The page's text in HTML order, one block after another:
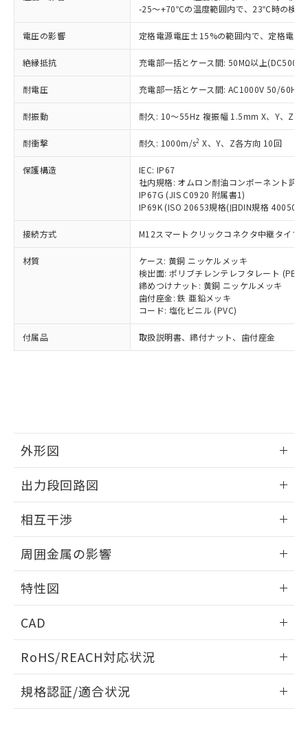
-25～+70℃の温度範囲内で、23℃時の検
電圧の影響 定格電源電圧±15%の範囲内で、定格電
絶縁抵抗 充電部一括とケース間: 50MΩ以上(DC500V
耐電圧 充電部一括とケース間: AC1000V 50/60Hz
耐振動 耐久: 10～55Hz 複振幅 1.5mm X、Y、Z各
耐衝撃 耐久: 1000m/s2 X、Y、Z各方向 10回
保護構造
IEC: IP67
社内規格: オムロン耐油コンポーネント評
IP67G (JIS C0920 附属書1)
IP69K (ISO 20653規格(旧DIN規格 40050
接続方式 M12スマートクリックコネクタ中継タイプ
材質
ケース: 黄銅 ニッケルメッキ
検出面: ポリブチレンテレフタレート (PBT)
締めつけナット: 黄銅 ニッケルメッキ
歯付座金: 鉄 亜鉛メッキ
コード: 塩化ビニル (PVC)
付属品 取扱説明書、締付ナット、歯付座金
外形図
外形図
出力段回路図
出力段回路図
相互干渉
相互干渉
A: 350mm以上、B: 300mm以上
周囲金属の影響
周囲金属の影響
特性図
検出物体の大きさと材質による影響
CAD
ドすることができます。
ログイン/会員登録
RoHS/REACH対応状況
EU RoHS 注意事項・凡例
規格認証/適合状況
本サービスの対象外となる商品もある
ことをご了承ください。
在庫状況および標準価格照会結果は、
記載している更新日時点での社内デー
タに基づき作成されるものであり、閲
覧された時点での実際の在庫および標
準価格とは異なる場合があることをご
正式な納期状況および標準価格はお客
様のお取引先、またはお客様担当のオ
ムロン制御機器販売店・当社販売員に
ご相談ください。
オムロン制御機器販売店や当社販売拠
販売ネットワーク
」をご確認
在庫状況および標準価格結果を当社の
事前の承諾なく第三者に漏洩または開
示しないようお願いします。
マイパーツ機能（部品リスト作成サー
ビス）をご利用いただくには、I-Web
メンバーズにご登録されている必要が
お客様が当ウェブサイト上で当社にご
登録された部品リストについて、当社
および当社の共同利用者が、当社の製
いたものが、含有品と判明した場合などや
むを得ず変更することがあります。
*EU RoHS指令（10物質）：
鉛(Pb) 1000ppm以下、 水銀(Hg) 1000ppm以下、 カド
ミウム(Cd) 100ppm以下、
六価クロム(Cr(Ⅵ)) 1000ppm以下、ポリ臭化ビフェニル
類(PBB) 1000ppm以下、ポリ臭化ジフェニルエーテル類
(PBDE) 1000ppm以下、フタル酸ビス(2-エチルヘキシ
ル) (DEHP)(別名：DOP) 1000ppm以下、フタル酸ブチ
ルベンジル（BBP） 1000ppm以下、フタル酸ジブチル
（DBP） 1000ppm以下、フタル酸ジイソブチル
適用除外項目は除く。
フタル酸エステル類の４物質については閾値を超える意
図的な使用がないことを確認しています。
※2 対応予定月
部品在庫の切り替え状況などにより、予定
月が前後することがあります。
※3 非含有証明書ダウンロード
※本証明書は発行日時点で非含有を証明す
るもので、過去に遡って非含有を証明する
ものではありません。
また、RoHS指令のフタル酸エステル類４
物質の対応では、対応完了までの期間は出
欄に対応日を記載しておりました。
既に当社にて対応品への在庫切替を完了
していることから、特段のことがない限
す。
基準値を超えていることを示します。
い合わせください。
Cr(Ⅵ)(六価クロム) : 1000ppm、 PBBs(ポリ臭化ビフェ
ニル類) : 1000ppm、 PBDEs(ポリ臭化ジフェニルエーテ
DBP(フタル酸ジブチル) : 1000ppm、 DIBP(フタル酸ジ
イソブチル) : 1000ppm、 BBP(フタル酸ブチルベンジ
※2 環境保護使用期限
「ｅ」：有害物質（10物質）のすべてが基
準値以下であることを示します。
「10」：通常の使用状況下において有害物
質が外部に漏えいし、環境に深刻な影響を
及ぼさない年数を意味します。
「－」：未確認です。当社販売部門へお問
当社は、これら貴社製品のうち、外国
為替および外国貿易法に定める商品
（以下｢規制貨物等」という）を輸出
または国外への提供する場合は、日本
国政府の輸出許可(または役務取引許
可)を取得するなどの必要な手続きを
当社は規制貨物を破棄する場合は、完
全に破砕するなど、違法に輸出されな
いよう必要な手段を講じます。
ル、化学兵器、生物兵器またはその他
武器並びにこれらの製造装置等に一切
使用いたしません。
当社は、貴社製品を第三者に販売する
場合は、上記1、2および3の内容を当
該第三者に通知します。また当社は、
販売先および販売に係わる関係者が違
法に輸出するおそれがある場合は、取
り引きをいたしません。
一定数以上の在庫あり
一定数には満たないが在庫あり
在庫なし(最新の在庫状況につ
いては、お客様のお取引先、ま
たはお客様担当のオムロン制御
機器販売店・当社販売員にご確
認ください)
受注生産機種、また在庫状況の
情報を公開していない機種